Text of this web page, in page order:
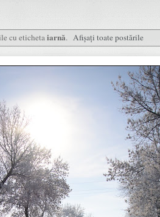
cu etichetaiarnă. Afișați toate postările